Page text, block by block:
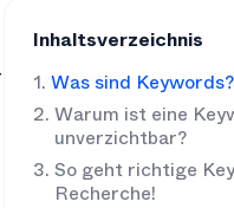
Inhaltsverzeichnis
Was sind Keywords?
Warum ist eine
unverzichtbar?
So geht richtige
Recherche!